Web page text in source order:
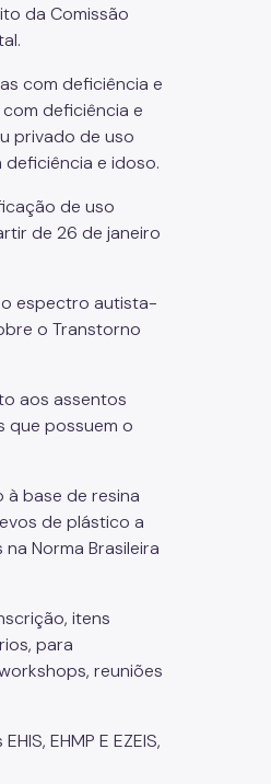
da Comissão
com deficiência e
deficiência e
privado de uso
e idoso.
de uso
de 26 de janeiro
espectro autista-
o Transtorno
aos assentos
que possuem o
à base de resina
de plástico a
Norma Brasileira
itens
para
reuniões
EHMP E EZEIS,